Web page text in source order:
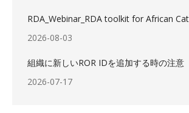
RDA_Webinar_RDA toolkit for African
2026-08-03
組織に新しいROR IDを追加する時の注意
2026-07-17